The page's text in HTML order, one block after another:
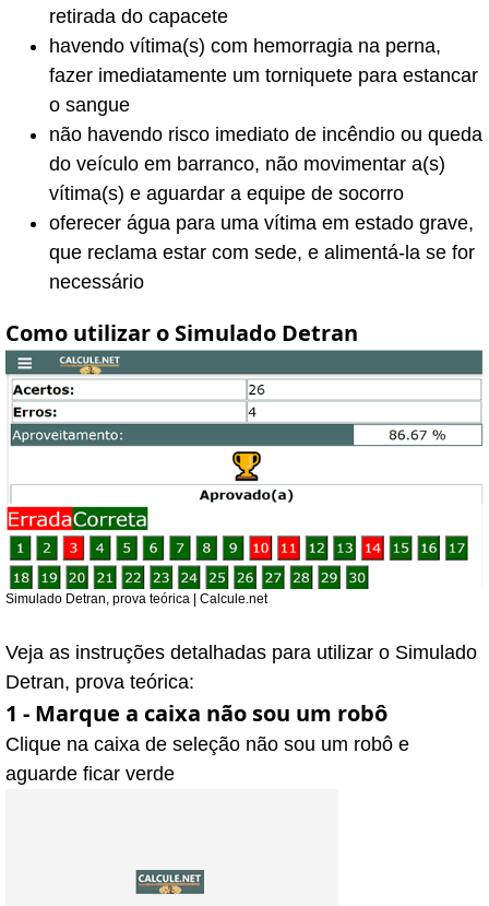
retirada do capacete
havendo vítima(s) com hemorragia na perna,
fazer imediatamente um torniquete para estancar
o sangue
não havendo risco imediato de incêndio ou queda
do veículo em barranco, não movimentar a(s)
vítima(s) e aguardar a equipe de socorro
oferecer água para uma vítima em estado grave,
que reclama estar com sede, e alimentá-la se for
necessário
Como utilizar o Simulado Detran
Simulado Detran, prova teórica | Calcule.net
Veja as instruções detalhadas para utilizar o Simulado
Detran, prova teórica:
1 - Marque a caixa não sou um robô
Clique na caixa de seleção não sou um robô e
aguarde ficar verde